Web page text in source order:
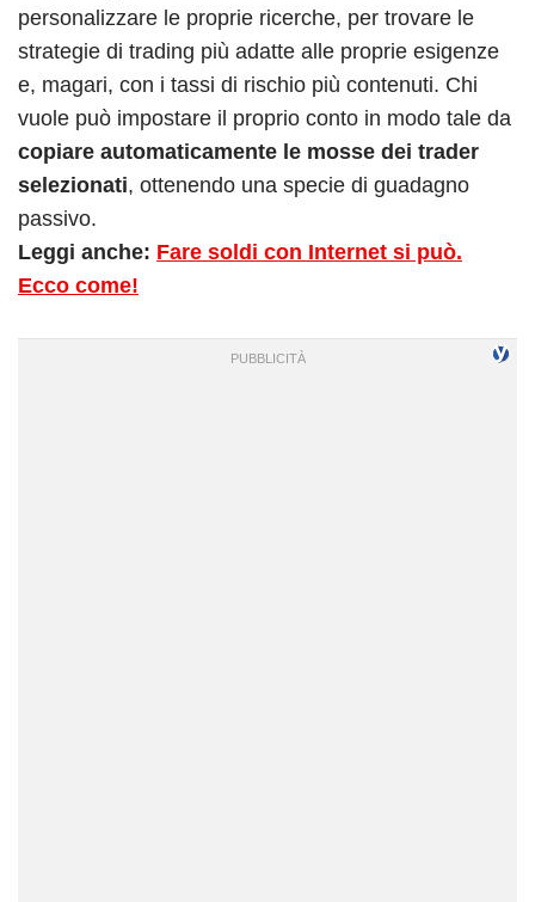
personalizzare le proprie ricerche, per trovare le
strategie di trading più adatte alle proprie esigenze
e, magari, con i tassi di rischio più contenuti. Chi
vuole può impostare il proprio conto in modo tale da
copiare automaticamente le mosse dei trader
selezionati, ottenendo una specie di guadagno
passivo.
Leggi anche: Fare soldi con Internet si può.
Ecco come!